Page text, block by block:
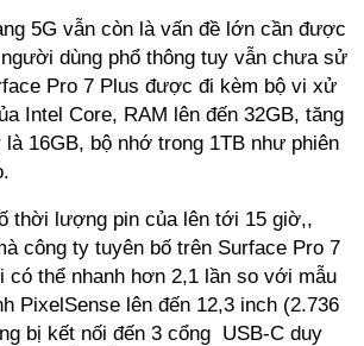
5G vẫn còn là vấn đề lớn cần được
dùng phổ thông tuy vẫn chưa sử
Pro 7 Plus được đi kèm bộ vi xử
Intel Core, RAM lên đến 32GB, tăng
16GB, bộ nhớ trong 1TB như phiên
thời lượng pin của lên tới 15 giờ,,
công ty tuyên bố trên Surface Pro 7
thể nhanh hơn 2,1 lần so với mẫu
PixelSense lên đến 12,3 inch (2.736
bị kết nối đến 3 cổng USB-C duy